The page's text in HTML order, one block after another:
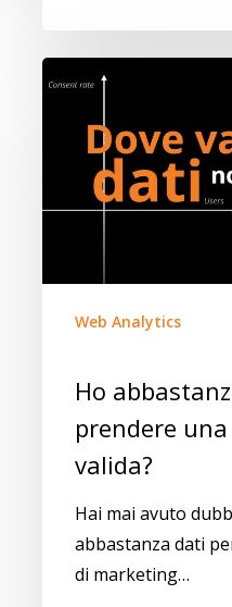
Web Analytics
Ho
prendere
valida?
Hai mai avuto
abbastanza dati
di marketing…